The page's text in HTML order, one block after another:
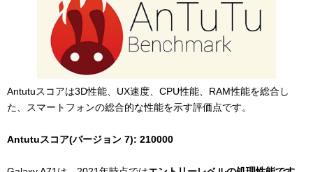
Antutuスコアは3D性能、UX速度、CPU性能、RAM性能を総合し
た、スマートフォンの総合的な性能を示す評価点です。
Antutuスコア(バージョン 7): 210000